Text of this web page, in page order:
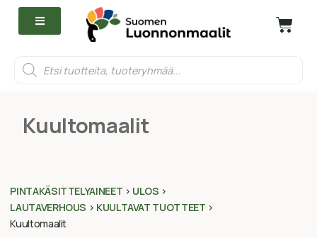
Kuultomaalit
PINTAKÄSITTELYAINEET > ULOS >
LAUTAVERHOUS > KUULTAVAT TUOTTEET >
Kuultomaalit